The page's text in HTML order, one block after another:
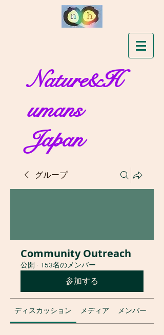
Nature&H
umans
Japan
グループ
Community Outreach
公開 · 153名のメンバー
参加する
ディスカッション メディア メンバー